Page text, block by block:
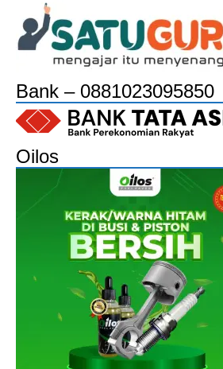
Bank – 0881023095850
Oilos